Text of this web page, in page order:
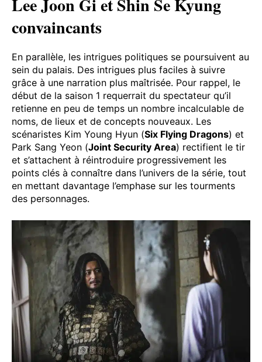
Lee Joon Gi et Shin Se Kyung
convaincants
En parallèle, les intrigues politiques se poursuivent au
sein du palais. Des intrigues plus faciles à suivre
grâce à une narration plus maîtrisée. Pour rappel, le
début de la saison 1 requerrait du spectateur qu’il
retienne en peu de temps un nombre incalculable de
noms, de lieux et de concepts nouveaux. Les
scénaristes Kim Young Hyun (Six Flying Dragons) et
Park Sang Yeon (Joint Security Area) rectifient le tir
et s’attachent à réintroduire progressivement les
points clés à connaître dans l’univers de la série, tout
en mettant davantage l’emphase sur les tourments
des personnages.